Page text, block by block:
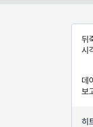
뒤
시
데
보
히